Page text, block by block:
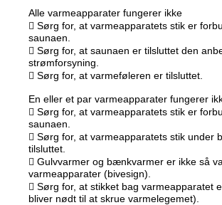
Alle varmeapparater fungerer ikke
 Sørg for, at varmeapparatets stik er
saunaen.
 Sørg for, at saunaen er tilsluttet den
strømforsyning.
 Sørg for, at varmeføleren er tilsluttet.
En eller et par varmeapparater fungerer
 Sørg for, at varmeapparatets stik er
saunaen.
 Sørg for, at varmeapparatets stik under
tilsluttet.
 Gulvvarmer og bænkvarmer er ikke så
varmeapparater (bivesign).
 Sørg for, at stikket bag varmeapparatet
bliver nødt til at skrue varmelegemet).